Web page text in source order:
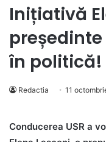
Inițiativă
președinte
în politică!
Redactia 11
Conducerea USR a